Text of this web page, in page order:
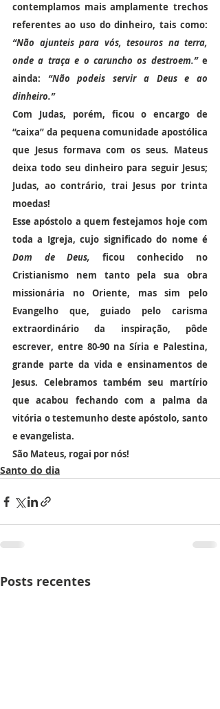
contemplamos mais amplamente trechos
“Não ajunteis para vós, tesouros na terra,
onde a traça e o caruncho os destroem.” e
ainda: “Não podeis servir a Deus e ao
dinheiro.”
Com Judas, porém, ficou o encargo de
“caixa” da pequena comunidade apostólica
que Jesus formava com os seus. Mateus
deixa todo seu dinheiro para seguir Jesus;
Judas, ao contrário, trai Jesus por trinta
moedas!
Esse apóstolo a quem festejamos hoje com
Dom de Deus, ficou conhecido no
Cristianismo nem tanto pela sua obra
missionária no Oriente, mas sim pelo
Evangelho que, guiado pelo carisma
extraordinário da inspiração, pôde
escrever, entre 80-90 na Síria e Palestina,
grande parte da vida e ensinamentos de
Jesus. Celebramos também seu martírio
que acabou fechando com a palma da
vitória o testemunho deste apóstolo, santo
e evangelista.
São Mateus, rogai por nós!
Santo do dia
Posts recentes